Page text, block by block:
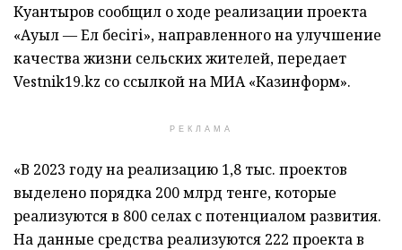
Куантыров сообщил о ходе реализации проекта
«Ауыл — Ел бесігі», направленного на улучшение
качества жизни сельских жителей, передает
Vestnik19.kz со ссылкой на МИА «Казинформ».
РЕКЛАМА
«В 2023 году на реализацию 1,8 тыс. проектов
выделено порядка 200 млрд тенге, которые
реализуются в 800 селах с потенциалом развития.
На данные средства реализуются 222 проекта в